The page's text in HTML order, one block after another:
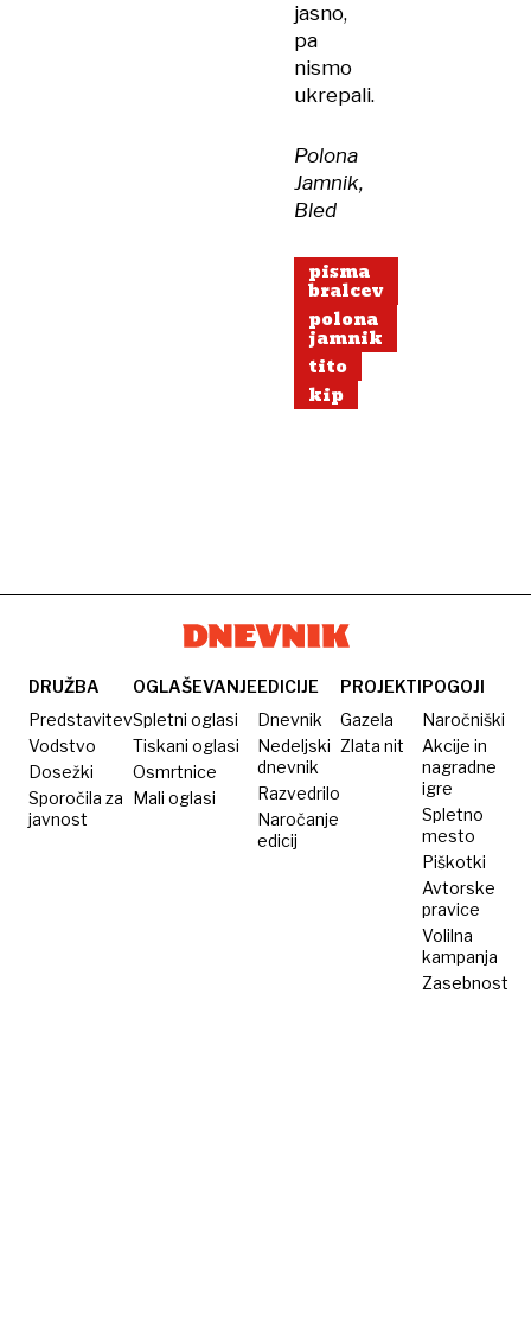
jasno,
pa
nismo
ukrepali.
Polona
Jamnik,
Bled
pisma
bralcev
polona
jamnik
tito
kip
DRUŽBA
Predstavitev
Vodstvo
Dosežki
Sporočila za
javnost
OGLAŠEVANJE
Spletni oglasi
Tiskani oglasi
Osmrtnice
Mali oglasi
EDICIJE
Dnevnik
Nedeljski
dnevnik
Razvedrilo
Naročanje
edicij
PROJEKTI
Gazela
Zlata nit
POGOJI
Naročniški
Akcije in
nagradne
igre
Spletno
mesto
Piškotki
Avtorske
pravice
Volilna
kampanja
Zasebnost